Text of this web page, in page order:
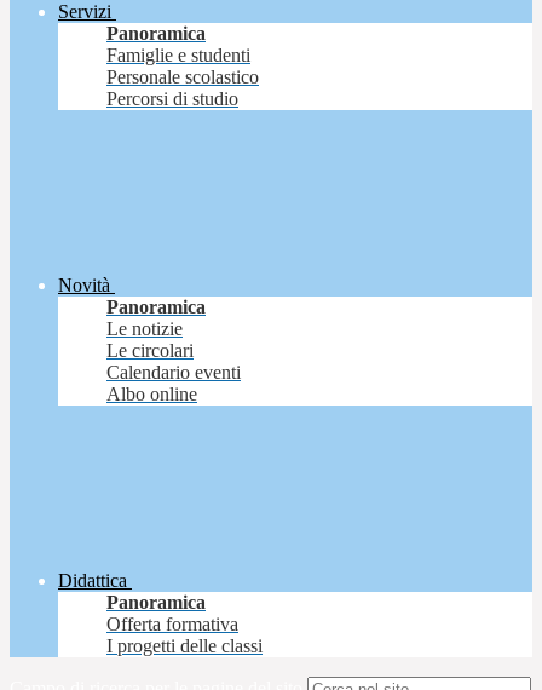
Servizi
Panoramica
Famiglie e studenti
Personale scolastico
Percorsi di studio
Novità
Panoramica
Le notizie
Le circolari
Calendario eventi
Albo online
Didattica
Panoramica
Offerta formativa
I progetti delle classi